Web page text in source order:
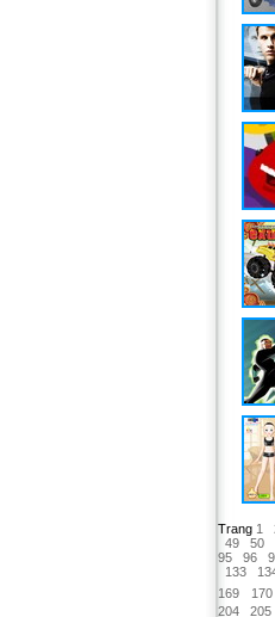
Trang 1
49
50
95
96
133
169
170
204
205